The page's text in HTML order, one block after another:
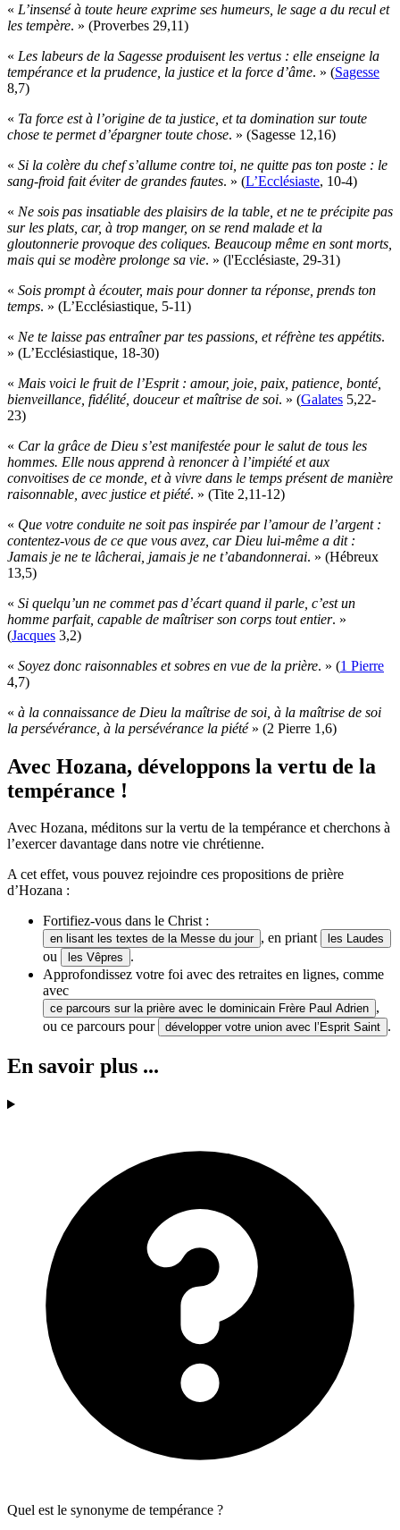
« L’insensé à toute heure exprime ses humeurs, le sage a du recul et
les tempère. » (Proverbes 29,11)
« Les labeurs de la Sagesse produisent les vertus : elle enseigne la
tempérance et la prudence, la justice et la force d’âme. » (Sagesse
8,7)
« Ta force est à l’origine de ta justice, et ta domination sur toute
chose te permet d’épargner toute chose. » (Sagesse 12,16)
« Si la colère du chef s’allume contre toi, ne quitte pas ton poste : le
sang-froid fait éviter de grandes fautes. » (L’Ecclésiaste, 10-4)
« Ne sois pas insatiable des plaisirs de la table, et ne te précipite pas
sur les plats, car, à trop manger, on se rend malade et la
gloutonnerie provoque des coliques. Beaucoup même en sont morts,
mais qui se modère prolonge sa vie. » (l'Ecclésiaste, 29-31)
« Sois prompt à écouter, mais pour donner ta réponse, prends ton
temps. » (L’Ecclésiastique, 5-11)
« Ne te laisse pas entraîner par tes passions, et réfrène tes appétits.
» (L’Ecclésiastique, 18-30)
« Mais voici le fruit de l’Esprit : amour, joie, paix, patience, bonté,
bienveillance, fidélité, douceur et maîtrise de soi. » (Galates 5,22-
23)
« Car la grâce de Dieu s’est manifestée pour le salut de tous les
hommes. Elle nous apprend à renoncer à l’impiété et aux
convoitises de ce monde, et à vivre dans le temps présent de manière
raisonnable, avec justice et piété. » (Tite 2,11-12)
« Que votre conduite ne soit pas inspirée par l’amour de l’argent :
contentez-vous de ce que vous avez, car Dieu lui-même a dit :
Jamais je ne te lâcherai, jamais je ne t’abandonnerai. » (Hébreux
13,5)
« Si quelqu’un ne commet pas d’écart quand il parle, c’est un
homme parfait, capable de maîtriser son corps tout entier. »
(Jacques 3,2)
« Soyez donc raisonnables et sobres en vue de la prière. » (1 Pierre
4,7)
« à la connaissance de Dieu la maîtrise de soi, à la maîtrise de soi
la persévérance, à la persévérance la piété» (2 Pierre 1,6)
Avec Hozana, développons la vertu de la
tempérance !
Avec Hozana, méditons sur la vertu de la tempérance et cherchons à
l’exercer davantage dans notre vie chrétienne.
A cet effet, vous pouvez rejoindre ces propositions de prière
d’Hozana :
Fortifiez-vous dans le Christ :
en lisant les textes de la Messe du jour , en priant les Laudes
ou les Vêpres
.
Approfondissez votre foi avec des retraites en lignes, comme
avec
ce parcours sur la prière avec le dominicain Frère Paul Adrien ,
ou ce parcours pour
développer votre union avec l’Esprit Saint .
En savoir plus ...
Quel est le synonyme de tempérance ?